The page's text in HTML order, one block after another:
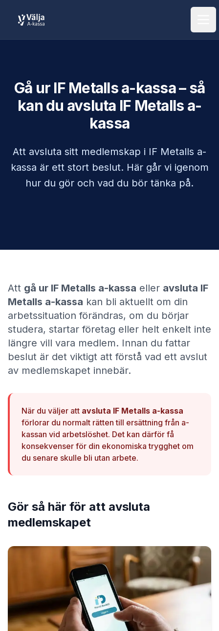
Gå ur IF Metalls a-kassa– så
kan du avsluta IF Metalls a-
kassa
Att avsluta sitt medlemskap i IF Metalls a-
kassa är ett stort beslut. Här går vi igenom
hur du gör och vad du bör tänka på.
Att gå ur IF Metalls a-kassa eller avsluta IF
Metalls a-kassa kan bli aktuellt om din
arbetssituation förändras, om du börjar
studera, startar företag eller helt enkelt inte
längre vill vara medlem. Innan du fattar
beslut är det viktigt att förstå vad ett avslut
av medlemskapet innebär.
När du väljer att avsluta IF Metalls a-kassa
förlorar du normalt rätten till ersättning från a-
kassan vid arbetslöshet. Det kan därför få
konsekvenser för din ekonomiska trygghet om
du senare skulle bli utan arbete.
Gör så här för att avsluta
medlemskapet